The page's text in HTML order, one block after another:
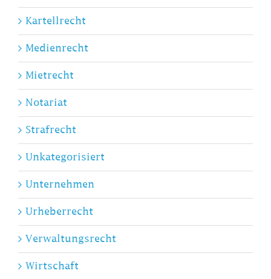
Kartellrecht
Medienrecht
Mietrecht
Notariat
Strafrecht
Unkategorisiert
Unternehmen
Urheberrecht
Verwaltungsrecht
Wirtschaft